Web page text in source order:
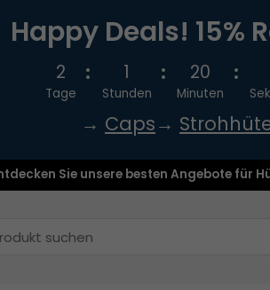
Happy Deals! 15%
2
Tage
1
Stunden
20
Minuten
→ Caps→
Sie unsere besten Angebote für